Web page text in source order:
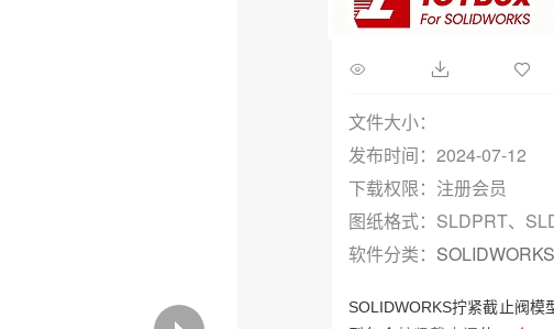
文件大小：
发布时间：2024-07-12
下载权限：注册会员
图纸格式：SLDPRT、
软件分类： SOLIDWORKS
SOLIDWORKS拧紧截止阀模